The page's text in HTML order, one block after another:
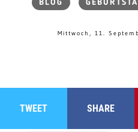
BLOG
Mittwoch, 11.
TWEET SHARE